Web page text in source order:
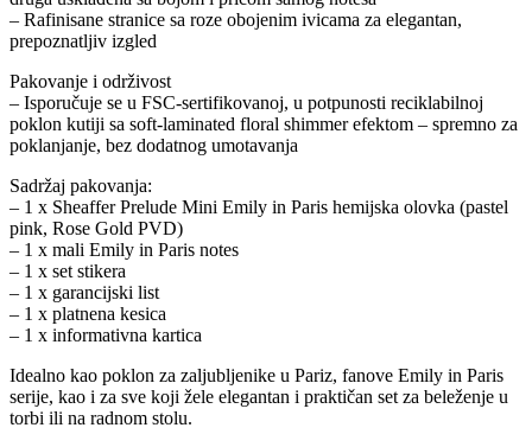
– Rafinisane stranice sa roze obojenim ivicama za elegantan,
prepoznatljiv izgled
Pakovanje i održivost
– Isporučuje se u FSC-sertifikovanoj, u potpunosti reciklabilnoj
poklon kutiji sa soft-laminated floral shimmer efektom – spremno za
poklanjanje, bez dodatnog umotavanja
Sadržaj pakovanja:
– 1 x Sheaffer Prelude Mini Emily in Paris hemijska olovka (pastel
pink, Rose Gold PVD)
– 1 x mali Emily in Paris notes
– 1 x set stikera
– 1 x garancijski list
– 1 x platnena kesica
– 1 x informativna kartica
Idealno kao poklon za zaljubljenike u Pariz, fanove Emily in Paris
serije, kao i za sve koji žele elegantan i praktičan set za beleženje u
torbi ili na radnom stolu.